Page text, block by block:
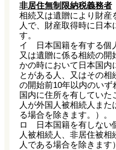
非居住無制限納税義務者
相続又は遺贈により財産
人で、財産取得時に日
す。
イ 日本国籍を有する個
又は遺贈に係る相続の開
かの時において日本国内
とがある人、又はその
の開始前10年以内のいず
国内に住所を有していた
人が外国人被相続人ま
る場合を除きます。）。
ロ 日本国籍を有しない
人被相続人、非居住被相
人である場合を除きます